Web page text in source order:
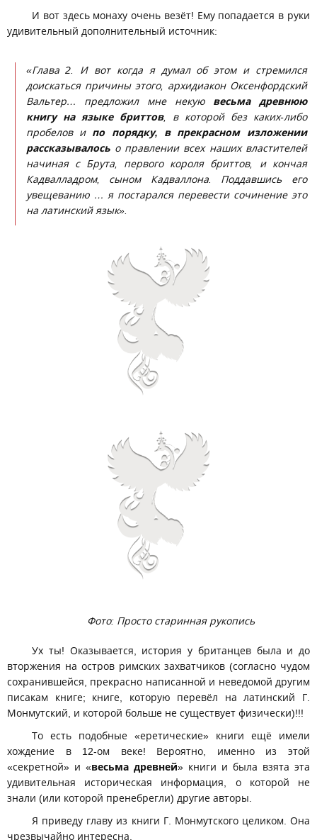
И вот здесь монаху очень везёт! Ему попадается в руки
удивительный дополнительный источник:
«Глава 2. И вот когда я думал об этом и стремился
доискаться причины этого, архидиакон Оксенфордский
Вальтер… предложил мне некую весьма
древнюю
книгу на языке бриттов, в которой без каких-либо
пробелов и по порядку, в прекрасном изложении
рассказывалосьо правлении всех наших властителей
начиная с Брута, первого короля бриттов, и кончая
Кадвалладром, сыном Кадваллона. Поддавшись его
увещеванию … я постарался перевести сочинение это
на латинский язык».
Фото: Просто старинная рукопись
Ух ты! Оказывается, история у британцев была и до
вторжения на остров римских захватчиков (согласно чудом
сохранившейся, прекрасно написанной и неведомой другим
писакам книге; книге, которую перевёл на латинский Г.
Монмутский, и которой больше не существует физически)!!!
То есть подобные «еретические» книги ещё имели
хождение в 12-ом веке! Вероятно, именно из этой
«секретной» и «весьма древней» книги и была взята эта
удивительная историческая информация, о которой не
знали (или которой пренебрегли) другие авторы.
Я приведу главу из книги Г. Монмутского целиком. Она
чрезвычайно интересна.